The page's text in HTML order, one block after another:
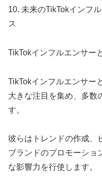
10. 未来のTikTokインフ
ス
TikTokインフルエンサー
TikTokインフルエンサー
大きな注目を集め、多数
す。
彼らはトレンドの作成、
ブランドのプロモーショ
な影響力を行使します。